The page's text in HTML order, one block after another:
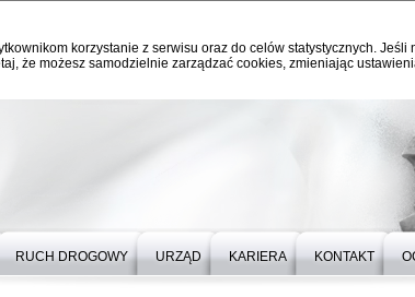
korzystanie z serwisu oraz do celów statystycznych.
że możesz samodzielnie zarządzać cookies, zmieniając
RUCH DROGOWY URZĄD KARIERA KONTAKT